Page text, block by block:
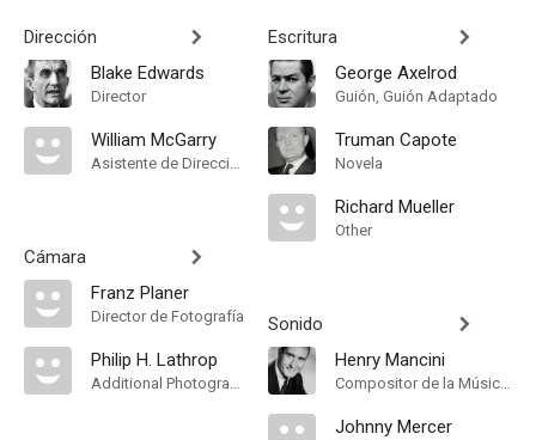
Dirección
Blake Edwards
Director
William McGarry
Asistente de Dirección
Cámara
Franz Planer
Director de Fotografía
Philip H. Lathrop
Additional Photography
Escritura
George Axelrod
Guión, Guión Adaptado
Truman Capote
Novela
Richard Mueller
Other
Sonido
Henry Mancini
Compositor de la Música Original, Songs
Johnny Mercer